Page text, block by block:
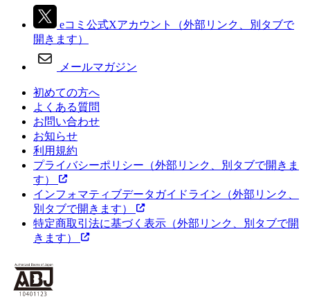
eコミ公式Xアカウント
（外部リンク、別タブで
開きます）
メールマガジン
初めての方へ
よくある質問
お問い合わせ
お知らせ
利用規約
プライバシーポリシー （外部リンク、別タブで開きま
す）
インフォマティブデータガイドライン （外部リンク、
別タブで開きます）
特定商取引法に基づく表示 （外部リンク、別タブで開
きます）